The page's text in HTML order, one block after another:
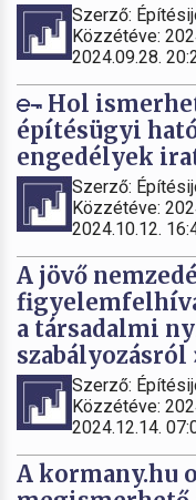
Szerző:
Közzétéve:
2024.09.28.
Hol
építésügyi
engedélyek
Szerző:
Közzétéve:
2024.10.12.
A jövő
a társadalmi
szabályozásról
Szerző:
Közzétéve:
2024.12.14.
A kormany.hu